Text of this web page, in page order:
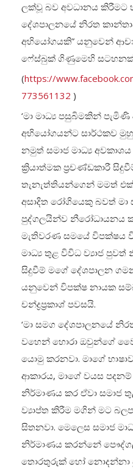
ලක්වූ බව අවධානය කිරීමට
දේශපාලනයේ නිරත
අහියෝගයකි” යනුවෙන්
ෆේස්බුක් ගිණුමෙහි සටහනක්
(https://
773561132 )
‘මා මාධ්‍ය පසුබිමකින්
අභියෝගයන්ට සාර්ථකව
නමුත් සමාජ මාධ්‍ය
ක්‍රියාත්මක ප්‍රචණ්ඩකාරී
තැනැත්තියන්ගෙන් මමත්
අසාදිත රෝගියෙකු බවත්
පුද්ගලයින්ව නීරෝධායනය
මැතිවරණ සමයේ විපක්ෂය
මාධ්‍ය තුළ විවිධ ව්‍යාජ
සිදුවීම් මගේ දේශපාලන
යනුවෙන් විපක්ෂ නායක
චන්ද්‍රප්‍රකාශ් පවසයි.
‘මා සමග දේශපාලනයේ
වහෙන් හොරා ඔවුන්ගේ
යොමු කරනවා. මාගේ
ආකාරය, මාගේ වයස
නිර්මාණය කර ඒවා සමාජ
ව්‍යාප්ත කිරීම මගින් මට
සිතනවා. මෙලෙස සමාජ
නිර්මාණය කරන්නේ
තොරතුරුක් හෝ නොදන්නා